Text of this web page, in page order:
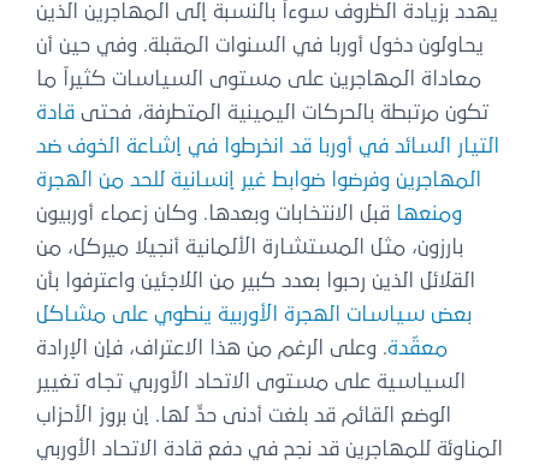
يهدد بزيادة الظروف سوءاً بالنسبة إلى المهاجرين الذين
يحاولون دخول أوربا في السنوات المقبلة. وفي حين أن
معاداة المهاجرين على مستوى السياسات كثيراً ما
تكون مرتبطة بالحركات اليمينية المتطرفة، فحتى قادة
التيار السائد في أوربا قد انخرطوا في إشاعة الخوف ضد
المهاجرين وفرضوا ضوابط غير إنسانية للحد من الهجرة
ومنعها قبل الانتخابات وبعدها. وكان زعماء أوربيون
بارزون، مثل المستشارة الألمانية أنجيلا ميركل، من
القلائل الذين رحبوا بعدد كبير من اللاجئين واعترفوا بأن
بعض سياسات الهجرة الأوربية ينطوي على مشاكل
معقّدة. وعلى الرغم من هذا الاعتراف، فإن الإرادة
السياسية على مستوى الاتحاد الأوربي تجاه تغيير
الوضع القائم قد بلغت أدنى حدٍّ لها. إن بروز الأحزاب
المناوئة للمهاجرين قد نجح في دفع قادة الاتحاد الأوربي